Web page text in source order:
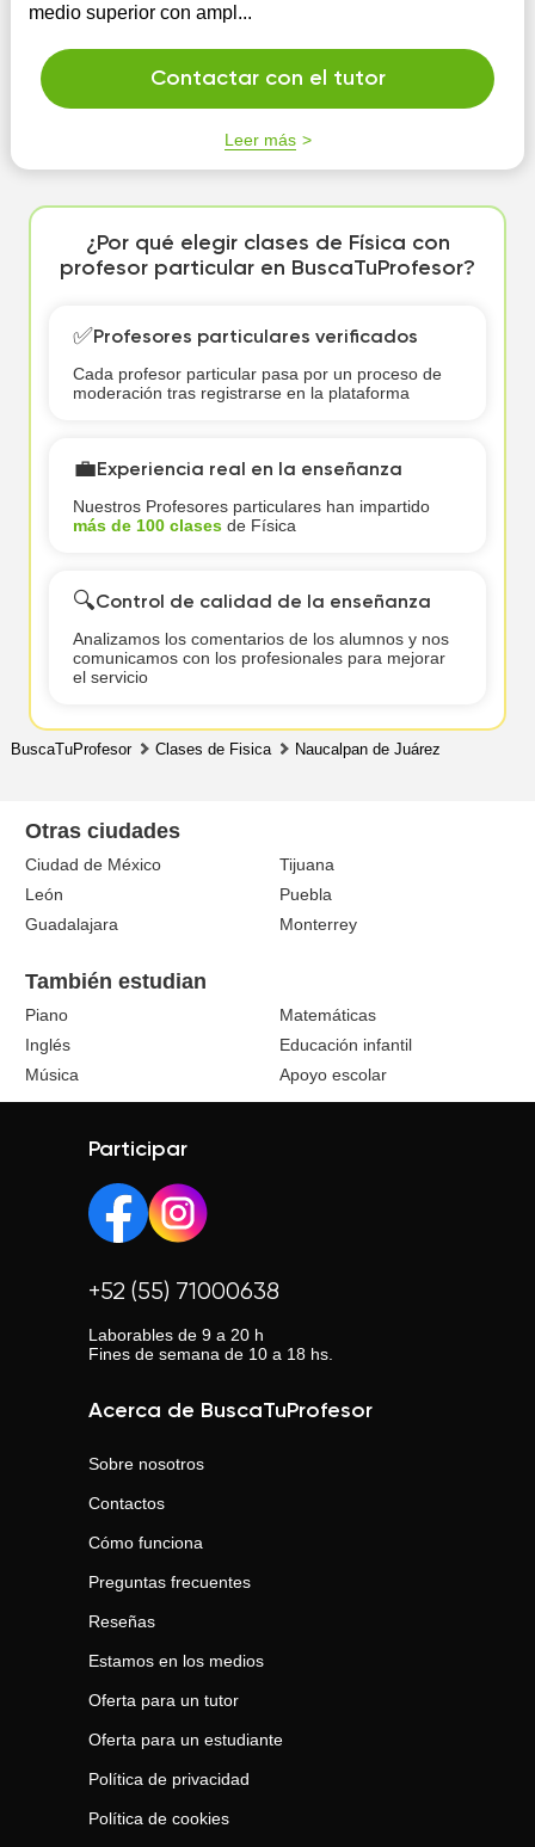
medio superior con ampl...
Contactar con el tutor
Leer más
¿Por qué elegir clases de Física con
profesor particular en BuscaTuProfesor?
✅Profesores particulares verificados
Cada profesor particular pasa por un proceso de
moderación tras registrarse en la plataforma
💼Experiencia real en la enseñanza
Nuestros Profesores particulares han impartido
más de 100 clasesde Física
🔍Control de calidad de la enseñanza
Analizamos los comentarios de los alumnos y nos
comunicamos con los profesionales para mejorar
el servicio
BuscaTuProfesor Clases de Fisica Naucalpan de Juárez
Otras ciudades
Ciudad de México
Tijuana
León
Puebla
Guadalajara
Monterrey
También estudian
Piano
Matemáticas
Inglés
Educación infantil
Música
Apoyo escolar
Participar
+52 (55) 71000638
Laborables de 9 a 20 h
Fines de semana de 10 a 18 hs.
Acerca de BuscaTuProfesor
Sobre nosotros
Contactos
Cómo funciona
Preguntas frecuentes
Reseñas
Estamos en los medios
Oferta para un tutor
Oferta para un estudiante
Política de privacidad
Política de cookies